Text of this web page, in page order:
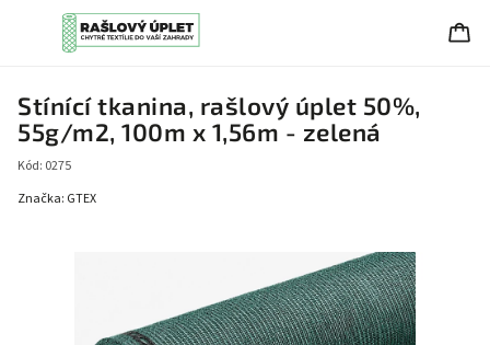
Stínící tkanina, rašlový úplet 50%,
55g/m2, 100m x 1,56m - zelená
Kód: 0275
Značka: GTEX